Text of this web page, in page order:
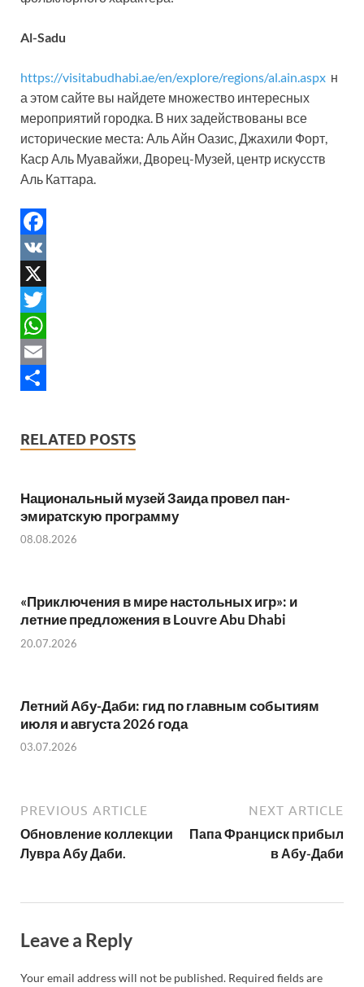
Al-Sadu
https://visitabudhabi.ae/en/explore/regions/al.ain.aspx н
а этом сайте вы найдете множество интересных
мероприятий городка. В них задействованы все
исторические места: Аль Айн Оазис, Джахили Форт,
Каср Аль Муавайжи, Дворец-Музей, центр искусств
Аль Каттара.
F
a
c
e
b
o
V
K
X
T
w
e
W
h
s
p
p
E
ia
e
RELATED POSTS
Национальный музей Заида провел пан-
эмиратскую программу
08.08.2026
«Приключения в мире настольных игр»: и
летние предложения в Louvre Abu Dhabi
20.07.2026
Летний Абу-Даби: гид по главным событиям
июля и августа 2026 года
03.07.2026
PREVIOUS ARTICLE
Обновление коллекции
Лувра Абу Даби.
NEXT ARTICLE
Папа Франциск прибыл
в Абу-Даби
Leave a Reply
Your email address will not be published. Required fields are